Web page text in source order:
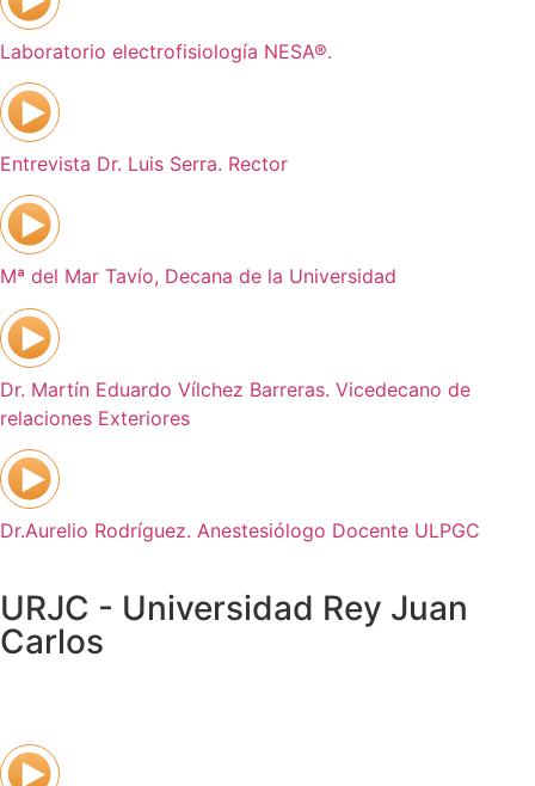
Laboratorio electrofisiología NESA®.
Entrevista Dr. Luis Serra. Rector
Mª del Mar Tavío, Decana de la Universidad
Dr. Martín Eduardo Vílchez Barreras. Vicedecano de
relaciones Exteriores
Dr.Aurelio Rodríguez. Anestesiólogo Docente ULPGC
URJC - Universidad Rey Juan
Carlos